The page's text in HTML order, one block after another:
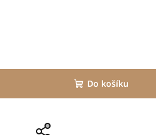
Do košíku